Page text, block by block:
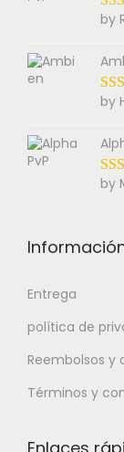
by
by
by
Entrega
política de
Reembolsos y
Términos y